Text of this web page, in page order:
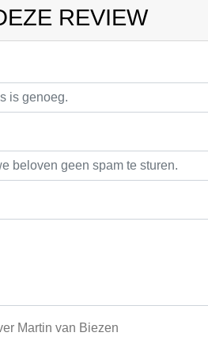
REVIEW
Martin van Biezen